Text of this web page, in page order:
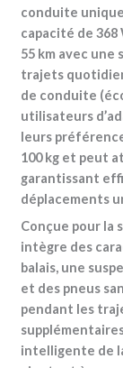
conduite
capacité de
55 km avec une
trajets
de conduite
utilisateurs
leurs
100 kg et peut
garantissant
déplacements
Conçue pour
intègre des
balais, une
et des pneus
pendant les
intelligente de